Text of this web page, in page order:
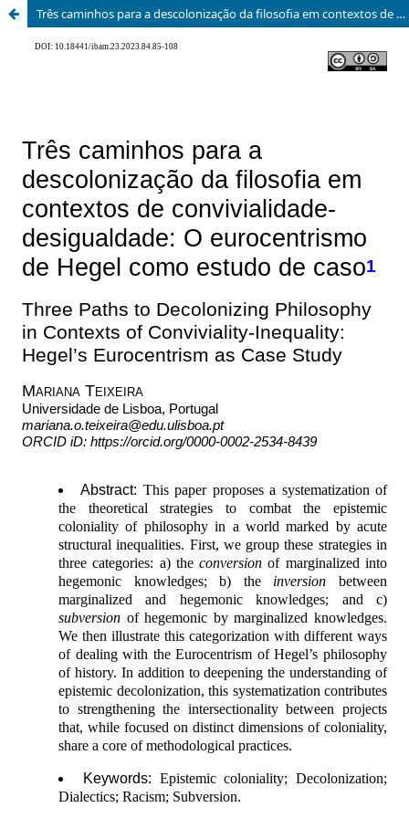
Três caminhos para a descolonização da filosofia em contextos de convivialidade-desigualdade: O eurocentrismo de Hegel como estudo de caso